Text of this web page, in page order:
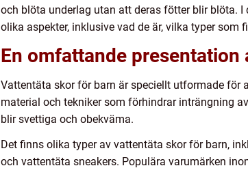
och blöta underlag utan att deras fötter blir blöta.
olika aspekter, inklusive vad de är, vilka typer
En omfattande
Vattentäta skor för barn är speciellt utformade för
material och tekniker som förhindrar inträngning
blir svettiga och obekväma.
Det finns olika typer av vattentäta skor för barn,
och vattentäta sneakers. Populära varumärken